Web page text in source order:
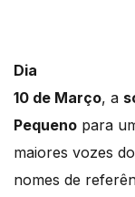
Dia
10 de Março, a
Pequeno para
maiores vozes
nomes de